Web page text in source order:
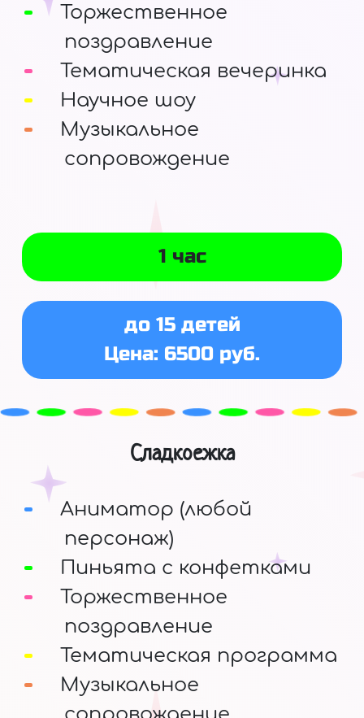
Торжественное
поздравление
Тематическая вечеринка
Научное шоу
Музыкальное
сопровождение
1 час
до 15 детей
Цена: 6500 руб.
Сладкоежка
Аниматор (любой
персонаж)
Пиньята с конфетками
Торжественное
поздравление
Тематическая программа
Музыкальное